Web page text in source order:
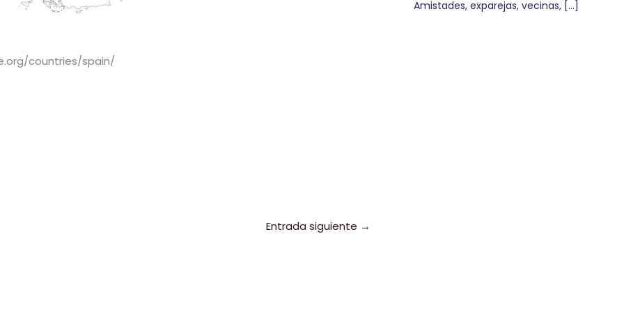
countries/spain/
Entrada siguiente →
Amistades, exparejas, vecinas, […]